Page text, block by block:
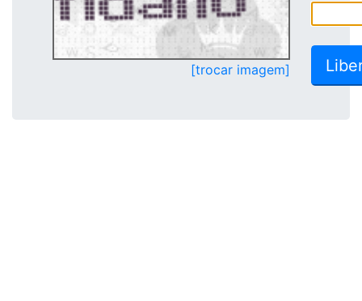
[trocar imagem]